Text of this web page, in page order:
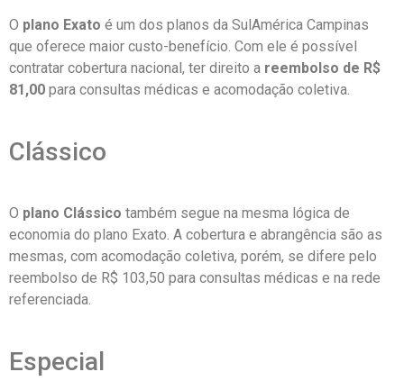
O plano Exato é um dos planos da SulAmérica Campinas
que oferece maior custo-benefício. Com ele é possível
contratar cobertura nacional, ter direito a reembolso de R$
81,00 para consultas médicas e acomodação coletiva.
Clássico
O plano Clássico também segue na mesma lógica de
economia do plano Exato. A cobertura e abrangência são as
mesmas, com acomodação coletiva, porém, se difere pelo
reembolso de R$ 103,50 para consultas médicas e na rede
referenciada.
Especial